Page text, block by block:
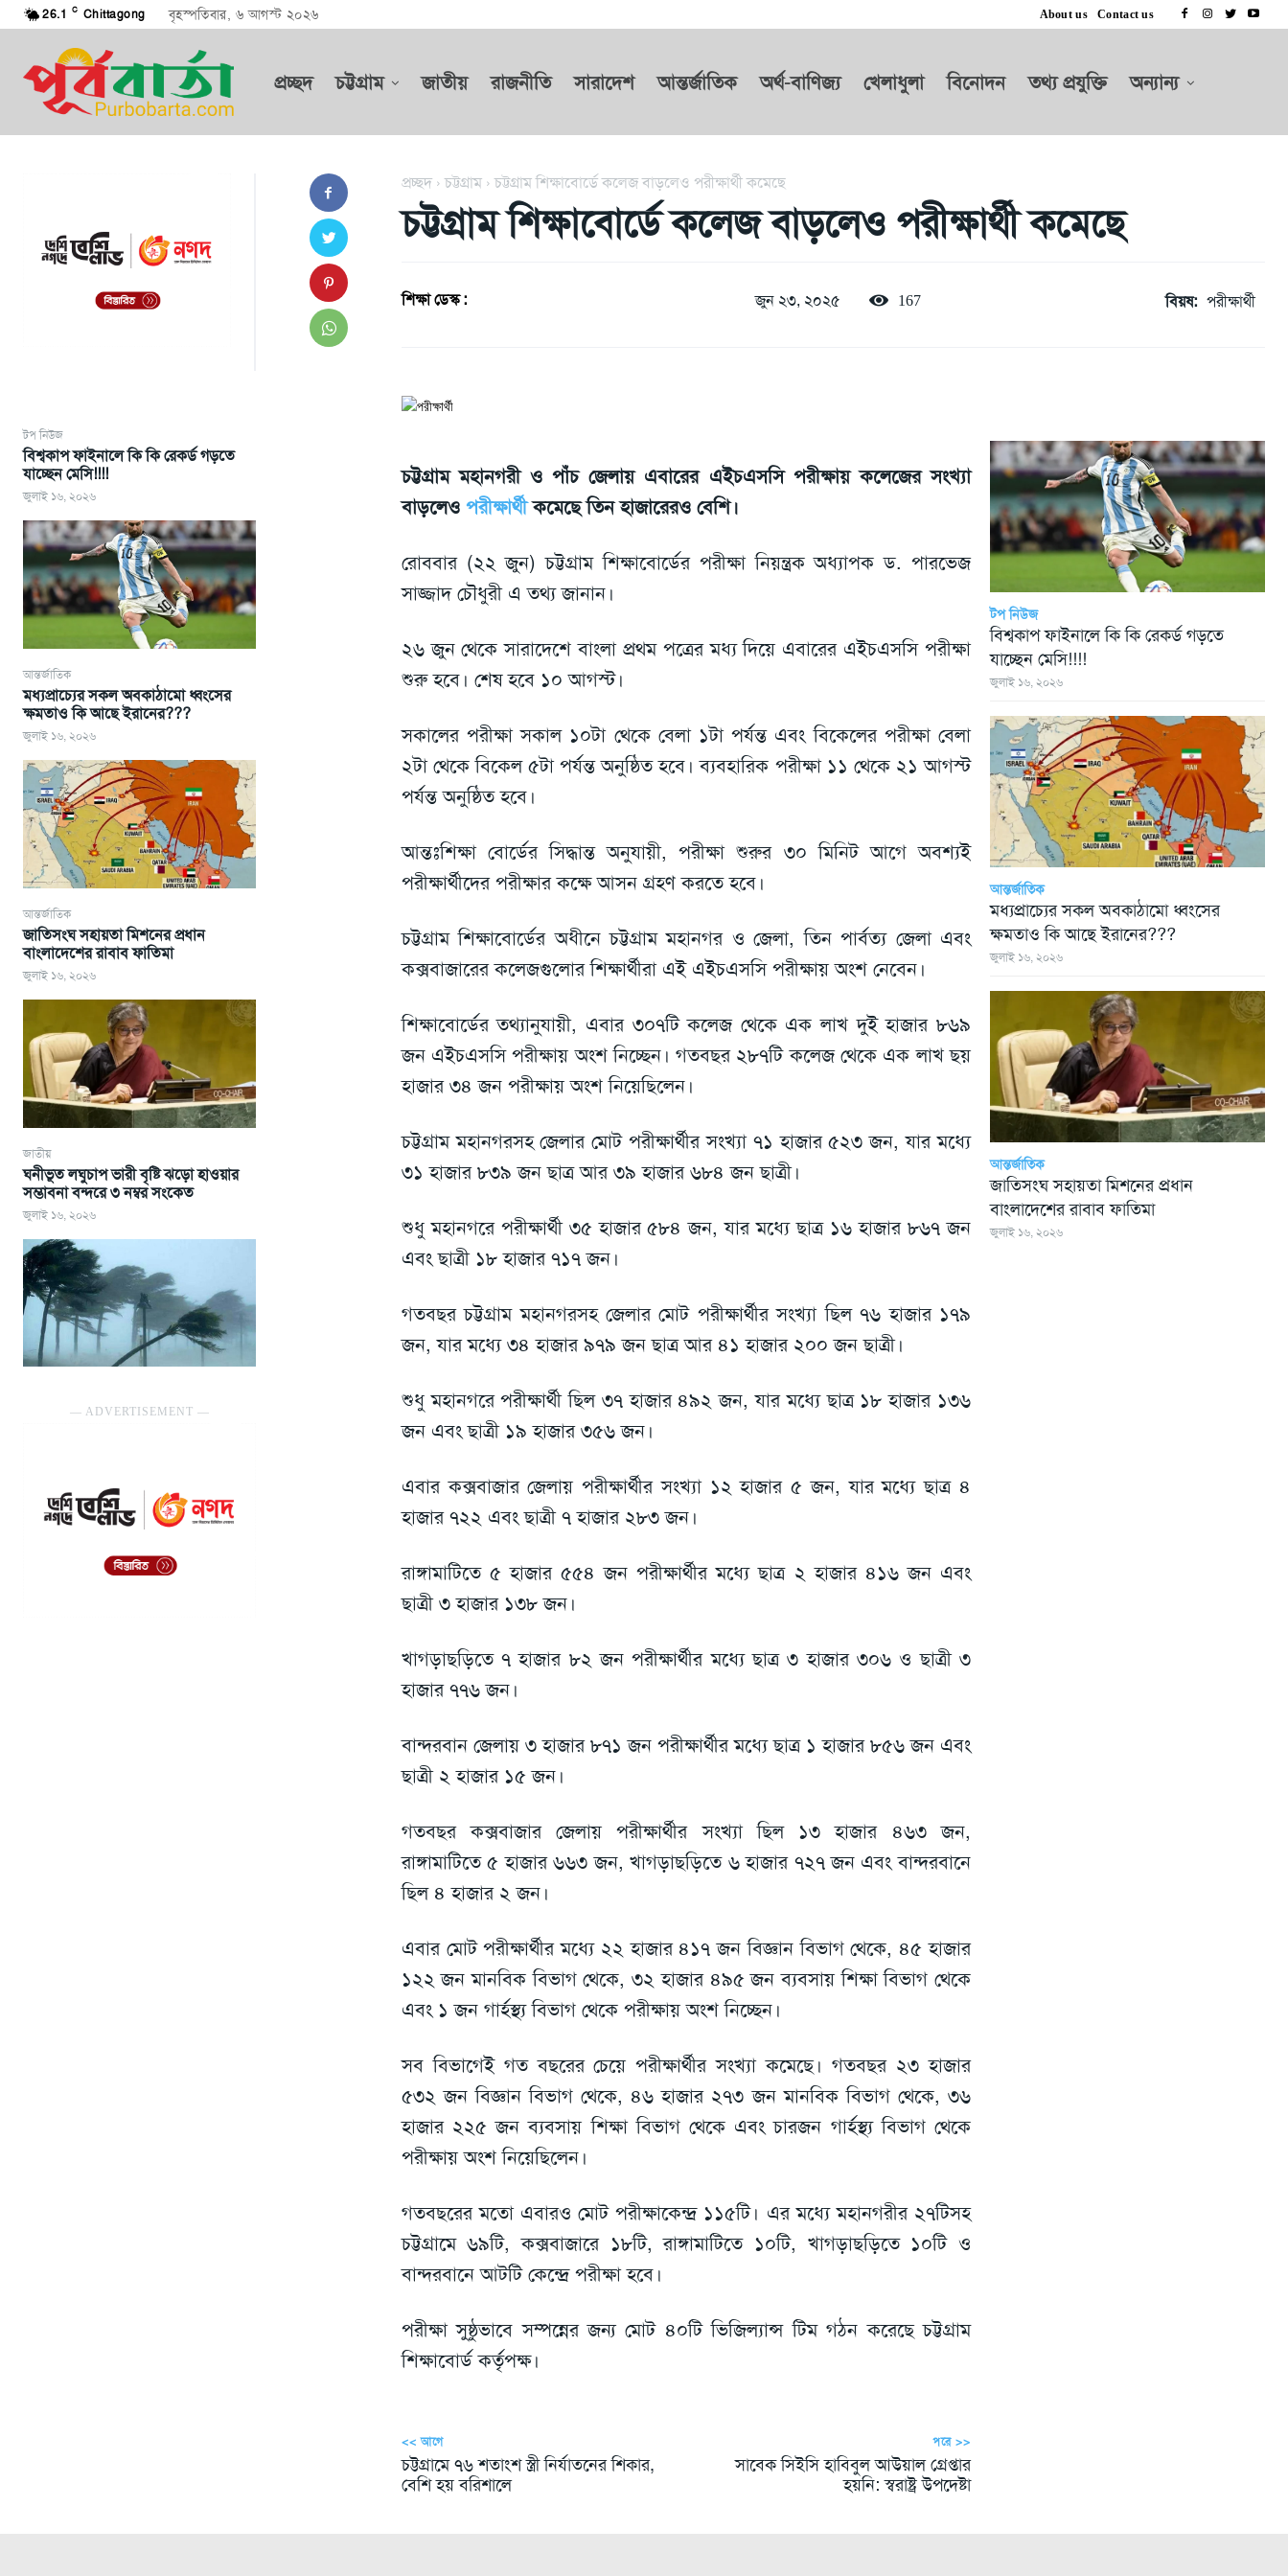
26.1 C Chittagong বৃহস্পতিবার, ৬ আগস্ট ২০২৬ About us Contact us
প্রচ্ছদ চট্টগ্রাম জাতীয় রাজনীতি সারাদেশ আন্তর্জাতিক অর্থ-বাণিজ্য খেলাধুলা বিনোদন তথ্য প্রযুক্তি অন্যান্য
টপ নিউজ
বিশ্বকাপ ফাইনালে কি কি রেকর্ড গড়তে
যাচ্ছেন মেসি!!!!
জুলাই ১৬, ২০২৬
আন্তর্জাতিক
মধ্যপ্রাচ্যের সকল অবকাঠামো ধ্বংসের
ক্ষমতাও কি আছে ইরানের???
জুলাই ১৬, ২০২৬
আন্তর্জাতিক
জাতিসংঘ সহায়তা মিশনের প্রধান
বাংলাদেশের রাবাব ফাতিমা
জুলাই ১৬, ২০২৬
জাতীয়
ঘনীভূত লঘুচাপ ভারী বৃষ্টি ঝড়ো হাওয়ার
সম্ভাবনা বন্দরে ৩ নম্বর সংকেত
জুলাই ১৬, ২০২৬
― ADVERTISEMENT ―
প্রচ্ছদ চট্টগ্রাম চট্টগ্রাম শিক্ষাবোর্ডে কলেজ বাড়লেও পরীক্ষার্থী কমেছে
চট্টগ্রাম শিক্ষাবোর্ডে কলেজ বাড়লেও পরীক্ষার্থী কমেছে
শিক্ষা ডেস্ক : জুন ২৩, ২০২৫ 167 বিয়ষ: পরীক্ষার্থী
চট্টগ্রাম মহানগরী ও পাঁচ জেলায় এবারের এইচএসসি পরীক্ষায় কলেজের সংখ্যা
বাড়লেও পরীক্ষার্থীকমেছে তিন হাজারেরও বেশি।
রোববার (২২ জুন) চট্টগ্রাম শিক্ষাবোর্ডের পরীক্ষা নিয়ন্ত্রক অধ্যাপক ড. পারভেজ
সাজ্জাদ চৌধুরী এ তথ্য জানান।
২৬ জুন থেকে সারাদেশে বাংলা প্রথম পত্রের মধ্য দিয়ে এবারের এইচএসসি পরীক্ষা
শুরু হবে। শেষ হবে ১০ আগস্ট।
সকালের পরীক্ষা সকাল ১০টা থেকে বেলা ১টা পর্যন্ত এবং বিকেলের পরীক্ষা বেলা
২টা থেকে বিকেল ৫টা পর্যন্ত অনুষ্ঠিত হবে। ব্যবহারিক পরীক্ষা ১১ থেকে ২১ আগস্ট
পর্যন্ত অনুষ্ঠিত হবে।
আন্তঃশিক্ষা বোর্ডের সিদ্ধান্ত অনুযায়ী, পরীক্ষা শুরুর ৩০ মিনিট আগে অবশ্যই
পরীক্ষার্থীদের পরীক্ষার কক্ষে আসন গ্রহণ করতে হবে।
চট্টগ্রাম শিক্ষাবোর্ডের অধীনে চট্টগ্রাম মহানগর ও জেলা, তিন পার্বত্য জেলা এবং
কক্সবাজারের কলেজগুলোর শিক্ষার্থীরা এই এইচএসসি পরীক্ষায় অংশ নেবেন।
শিক্ষাবোর্ডের তথ্যানুযায়ী, এবার ৩০৭টি কলেজ থেকে এক লাখ দুই হাজার ৮৬৯
জন এইচএসসি পরীক্ষায় অংশ নিচ্ছেন। গতবছর ২৮৭টি কলেজ থেকে এক লাখ ছয়
হাজার ৩৪ জন পরীক্ষায় অংশ নিয়েছিলেন।
চট্টগ্রাম মহানগরসহ জেলার মোট পরীক্ষার্থীর সংখ্যা ৭১ হাজার ৫২৩ জন, যার মধ্যে
৩১ হাজার ৮৩৯ জন ছাত্র আর ৩৯ হাজার ৬৮৪ জন ছাত্রী।
শুধু মহানগরে পরীক্ষার্থী ৩৫ হাজার ৫৮৪ জন, যার মধ্যে ছাত্র ১৬ হাজার ৮৬৭ জন
এবং ছাত্রী ১৮ হাজার ৭১৭ জন।
গতবছর চট্টগ্রাম মহানগরসহ জেলার মোট পরীক্ষার্থীর সংখ্যা ছিল ৭৬ হাজার ১৭৯
জন, যার মধ্যে ৩৪ হাজার ৯৭৯ জন ছাত্র আর ৪১ হাজার ২০০ জন ছাত্রী।
শুধু মহানগরে পরীক্ষার্থী ছিল ৩৭ হাজার ৪৯২ জন, যার মধ্যে ছাত্র ১৮ হাজার ১৩৬
জন এবং ছাত্রী ১৯ হাজার ৩৫৬ জন।
এবার কক্সবাজার জেলায় পরীক্ষার্থীর সংখ্যা ১২ হাজার ৫ জন, যার মধ্যে ছাত্র ৪
হাজার ৭২২ এবং ছাত্রী ৭ হাজার ২৮৩ জন।
রাঙ্গামাটিতে ৫ হাজার ৫৫৪ জন পরীক্ষার্থীর মধ্যে ছাত্র ২ হাজার ৪১৬ জন এবং
ছাত্রী ৩ হাজার ১৩৮ জন।
খাগড়াছড়িতে ৭ হাজার ৮২ জন পরীক্ষার্থীর মধ্যে ছাত্র ৩ হাজার ৩০৬ ও ছাত্রী ৩
হাজার ৭৭৬ জন।
বান্দরবান জেলায় ৩ হাজার ৮৭১ জন পরীক্ষার্থীর মধ্যে ছাত্র ১ হাজার ৮৫৬ জন এবং
ছাত্রী ২ হাজার ১৫ জন।
গতবছর কক্সবাজার জেলায় পরীক্ষার্থীর সংখ্যা ছিল ১৩ হাজার ৪৬৩ জন,
রাঙ্গামাটিতে ৫ হাজার ৬৬৩ জন, খাগড়াছড়িতে ৬ হাজার ৭২৭ জন এবং বান্দরবানে
ছিল ৪ হাজার ২ জন।
এবার মোট পরীক্ষার্থীর মধ্যে ২২ হাজার ৪১৭ জন বিজ্ঞান বিভাগ থেকে, ৪৫ হাজার
১২২ জন মানবিক বিভাগ থেকে, ৩২ হাজার ৪৯৫ জন ব্যবসায় শিক্ষা বিভাগ থেকে
এবং ১ জন গার্হস্থ্য বিভাগ থেকে পরীক্ষায় অংশ নিচ্ছেন।
সব বিভাগেই গত বছরের চেয়ে পরীক্ষার্থীর সংখ্যা কমেছে। গতবছর ২৩ হাজার
৫৩২ জন বিজ্ঞান বিভাগ থেকে, ৪৬ হাজার ২৭৩ জন মানবিক বিভাগ থেকে, ৩৬
হাজার ২২৫ জন ব্যবসায় শিক্ষা বিভাগ থেকে এবং চারজন গার্হস্থ্য বিভাগ থেকে
পরীক্ষায় অংশ নিয়েছিলেন।
গতবছরের মতো এবারও মোট পরীক্ষাকেন্দ্র ১১৫টি। এর মধ্যে মহানগরীর ২৭টিসহ
চট্টগ্রামে ৬৯টি, কক্সবাজারে ১৮টি, রাঙ্গামাটিতে ১০টি, খাগড়াছড়িতে ১০টি ও
বান্দরবানে আটটি কেন্দ্রে পরীক্ষা হবে।
পরীক্ষা সুষ্ঠুভাবে সম্পন্নের জন্য মোট ৪০টি ভিজিল্যান্স টিম গঠন করেছে চট্টগ্রাম
শিক্ষাবোর্ড কর্তৃপক্ষ।
<< আগে
চট্টগ্রামে ৭৬ শতাংশ স্ত্রী নির্যাতনের শিকার,
বেশি হয় বরিশালে
পরে >>
সাবেক সিইসি হাবিবুল আউয়াল গ্রেপ্তার
হয়নি: স্বরাষ্ট্র উপদেষ্টা
টপ নিউজ
বিশ্বকাপ ফাইনালে কি কি রেকর্ড গড়তে
যাচ্ছেন মেসি!!!!
জুলাই ১৬, ২০২৬
আন্তর্জাতিক
মধ্যপ্রাচ্যের সকল অবকাঠামো ধ্বংসের
ক্ষমতাও কি আছে ইরানের???
জুলাই ১৬, ২০২৬
আন্তর্জাতিক
জাতিসংঘ সহায়তা মিশনের প্রধান
বাংলাদেশের রাবাব ফাতিমা
জুলাই ১৬, ২০২৬